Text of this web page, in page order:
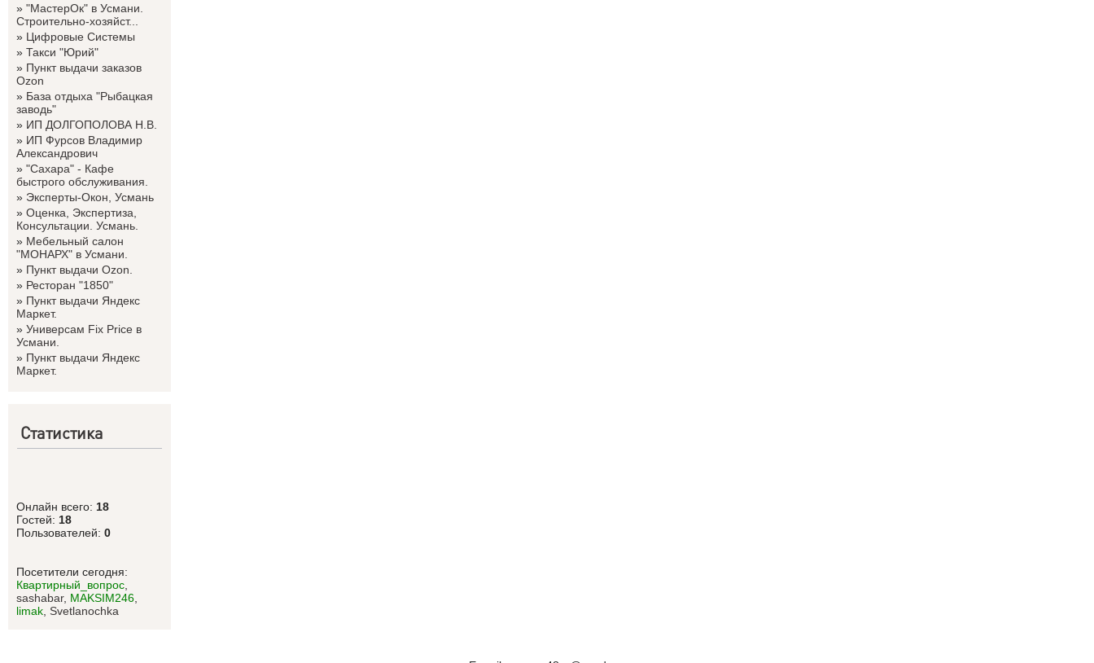
» "МастерОк" в Усмани.
Строительно-хозяйст...
» Цифровые Системы
» Такси "Юрий"
» Пункт выдачи заказов
Ozon
» База отдыха "Рыбацкая
заводь"
» ИП ДОЛГОПОЛОВА Н.В.
» ИП Фурсов Владимир
Александрович
» "Сахара" - Кафе
быстрого обслуживания.
» Эксперты-Окон, Усмань
» Оценка, Экспертиза,
Консультации. Усмань.
» Мебельный салон
"МОНАРХ" в Усмани.
» Пункт выдачи Ozon.
» Ресторан "1850"
» Пункт выдачи Яндекс
Маркет.
» Универсам Fix Price в
Усмани.
» Пункт выдачи Яндекс
Маркет.
Статистика
Онлайн всего: 18
Гостей: 18
Пользователей: 0
Посетители сегодня:
Квартирный_вопрос
sashabar, MAKSIM246
limak Svetlanоchka